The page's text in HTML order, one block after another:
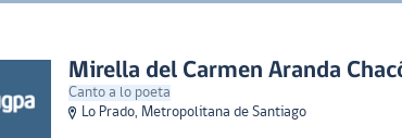
Mirella del Carmen Aranda
Canto a lo poeta
Lo Prado, Metropolitana de Santiago